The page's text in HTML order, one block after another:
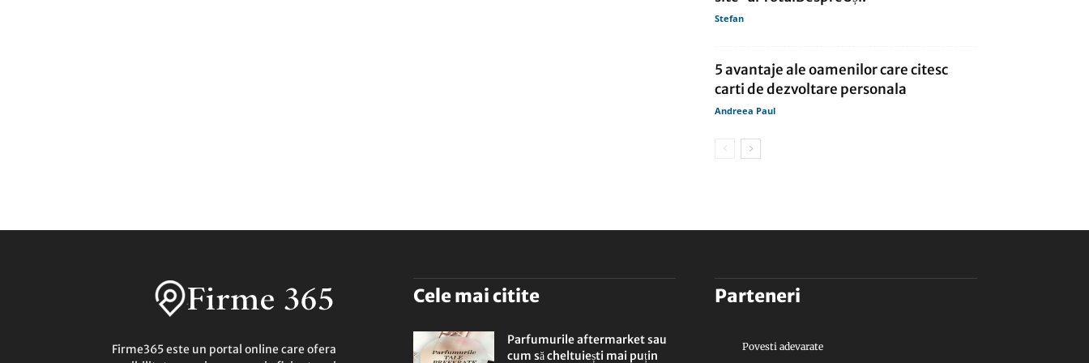
Stefan
5 avantaje ale oamenilor care citesc
carti de dezvoltare personala
Andreea Paul
Firme365 este un portal online care ofera
Cele mai citite
Parfumurile aftermarket sau
cum să cheltuiești mai puțin
Parteneri
Povesti adevarate